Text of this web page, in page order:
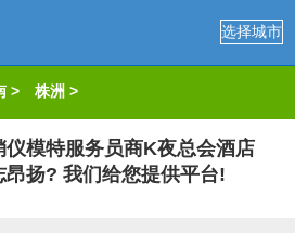
选择城市
> 株洲 >
模特服务员商K夜总会酒店
扬? 我们给您提供平台!